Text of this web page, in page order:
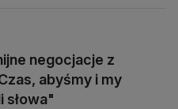
negocjacje z
abyśmy i my
słowa"